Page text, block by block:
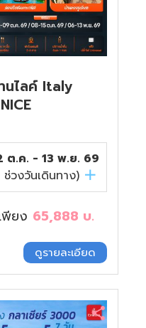
นไลค์ Italy
ต.ค. - 13 พ.ย. 69
ช่วงวันเดินทาง)
พียง 65,888 บ.
ดูรายละเอียด